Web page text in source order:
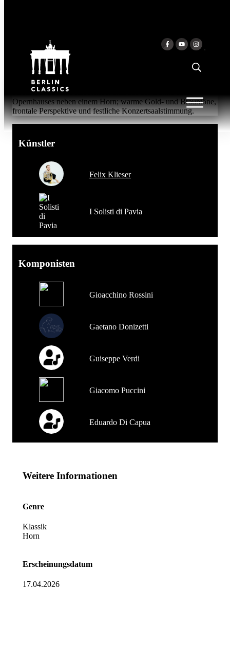
SENZA PAROLE
Felix Klieser & I Solisti di Pavia
Künstler
Felix Klieser
I Solisti di Pavia
Komponisten
Gioacchino Rossini
Gaetano Donizetti
Guiseppe Verdi
Giacomo Puccini
Eduardo Di Capua
Weitere Informationen
Genre
Klassik
Horn
Erscheinungsdatum
17.04.2026